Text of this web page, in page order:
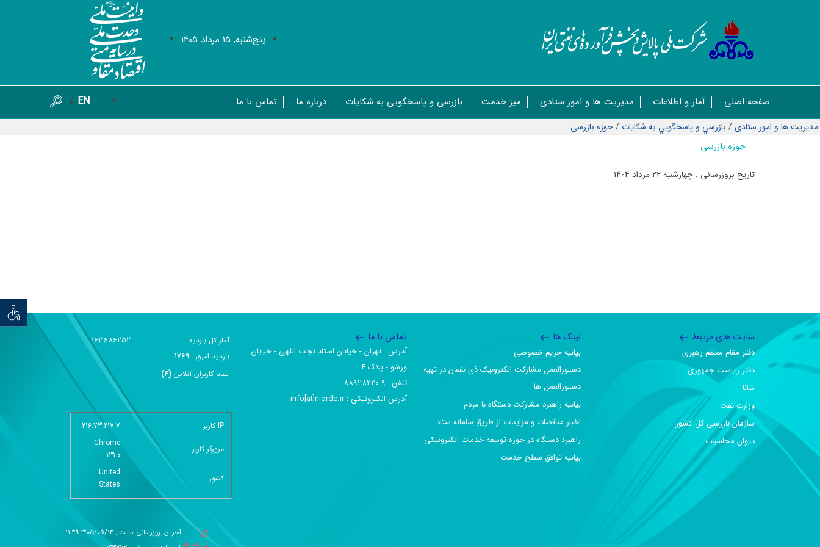
پنج‌شنبه, 15 مرداد 1405
صفحه اصلی آمار و اطلاعات مدیریت ها و امور ستادی میز خدمت بازرسی و پاسخگویی به شکایات درباره ما تماس با ما EN
توان
مدیریت ها و امور ستادی/ بازرسي و پاسخگويي به شكايات /حوزه بازرسی
حوزه بازرسی
تاریخ بروزرسانی : چهارشنبه 22 مرداد 1404
سایت های مرتبط
دفتر مقام معظم رهبری
دفتر ریاست جمهوری
شانا
وزارت نفت
سازمان بازرسی کل کشور
دیوان محاسبات
لینک ها
بیانیه حریم خصوصی
دستورالعمل مشارکت الکترونیک ذی نفعان در تهیه
دستورالعمل ها
بیانیه راهبرد مشارکت دستگاه با مردم
اخبار مناقصات و مزایدات از طریق سامانه ستاد
راهبرد دستگاه در حوزه توسعه خدمات الکترونیکی
بیانیه توافق سطح خدمت
تماس با ما
آدرس :‌ تهران - خیابان استاد نجات اللهی - خیابان
ورشو - پلاک ۴
تلفن :‌ 9-88928220
آدرس الکترونیکی :‌ info[at]niordc.ir
آمار کل بازدید 163686253
بازديد امروز 1769
تمام کاربران آنلاين (
4
)
گزارش آمار سایت - خلاصه
IP کاربر
216.73.217.7
مرورگر کاربر
Chrome
131.0
کشور
United
States
آخرین بروزرسانی سایت : 1405/05/14 11:49